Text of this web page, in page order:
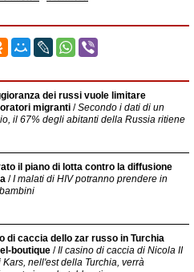
dei russi vuole limitare
migranti /Secondo i dati di un
il 67% degli abitanti della Russia ritiene
il piano di lotta contro la diffusione
/I malati di HIV potranno prendere in
di caccia dello zar russo in Turchia
boutique /Il casino di caccia di Nicola II
nell'est della Turchia, verrà